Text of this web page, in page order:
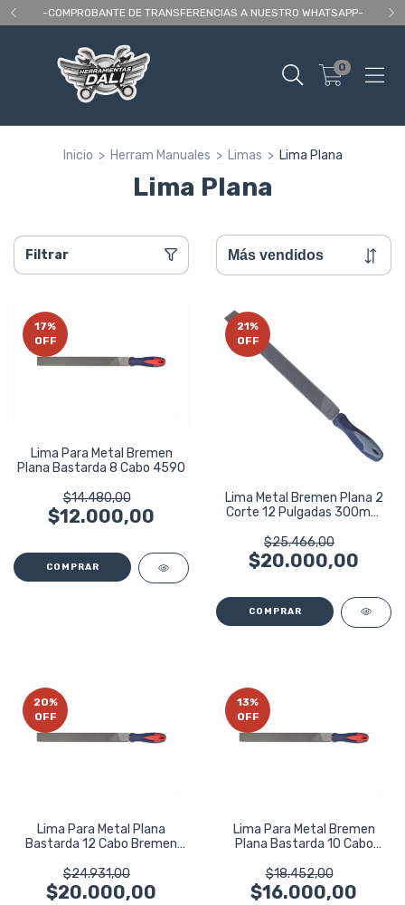
-COMPROBANTE DE TRANSFERENCIAS A NUESTRO WHATSAPP-
0
Inicio > Herram Manuales > Limas > Lima Plana
Lima Plana
Filtrar
17%
OFF
Lima Para Metal Bremen
Plana Bastarda 8 Cabo 4590
$14.480,00
$12.000,00
21%
OFF
Lima Metal Bremen Plana 2
Corte 12 Pulgadas 300mm
$25.466,00
$20.000,00
20%
OFF
Lima Para Metal Plana
Bastarda 12 Cabo Bremen
$24.931,00
$20.000,00
13%
OFF
Lima Para Metal Bremen
Plana Bastarda 10 Cabo
$18.452,00
$16.000,00